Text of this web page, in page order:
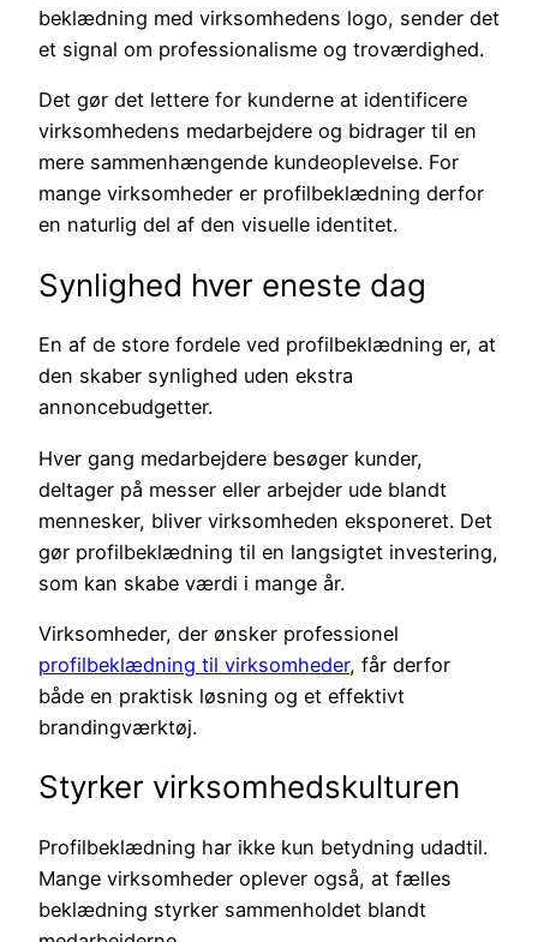
beklædning med virksomhedens logo, sender det
et signal om professionalisme og troværdighed.
Det gør det lettere for kunderne at identificere
virksomhedens medarbejdere og bidrager til en
mere sammenhængende kundeoplevelse. For
mange virksomheder er profilbeklædning derfor
en naturlig del af den visuelle identitet.
Synlighed hver eneste dag
En af de store fordele ved profilbeklædning er, at
den skaber synlighed uden ekstra
annoncebudgetter.
Hver gang medarbejdere besøger kunder,
deltager på messer eller arbejder ude blandt
mennesker, bliver virksomheden eksponeret. Det
gør profilbeklædning til en langsigtet investering,
som kan skabe værdi i mange år.
Virksomheder, der ønsker professionel
profilbeklædning til virksomheder, får derfor
både en praktisk løsning og et effektivt
brandingværktøj.
Styrker virksomhedskulturen
Profilbeklædning har ikke kun betydning udadtil.
Mange virksomheder oplever også, at fælles
beklædning styrker sammenholdet blandt